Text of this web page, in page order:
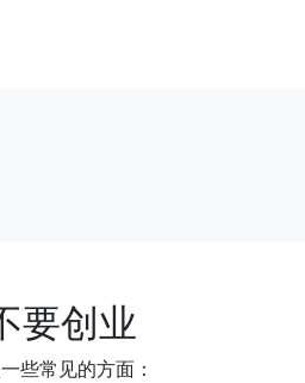
要创业
些常见的方面：